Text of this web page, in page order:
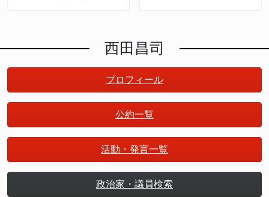
西田昌司
プロフィール
公約一覧
活動・発言一覧
政治家・議員検索